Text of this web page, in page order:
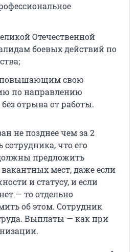
Отечественной
боевых действий по
повышающим свою
по направлению
без отрыва от работы.
не позднее чем за 2
что его
предложить
мест, даже если
и статусу, и если
— то отдельно
об этом. Сотрудник
Выплаты — как при